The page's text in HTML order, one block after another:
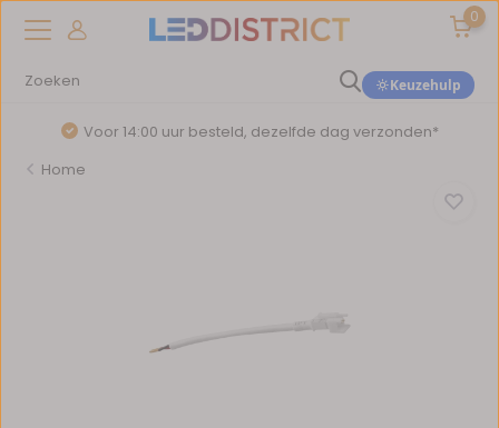
0
Keuzehulp
Voor 14:00 uur besteld, dezelfde dag verzonden*
Home